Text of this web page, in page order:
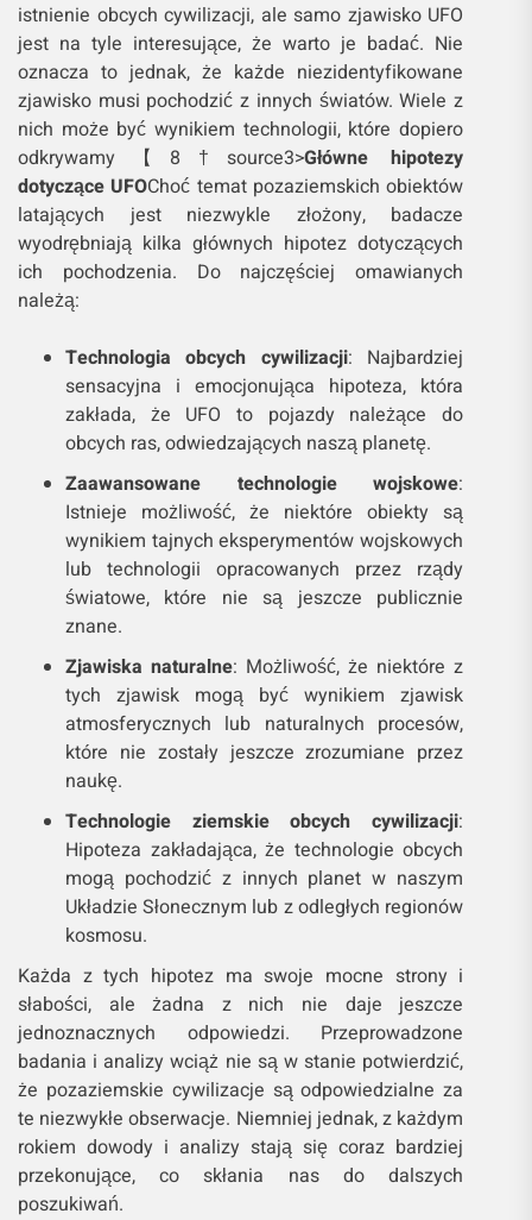
istnienie obcych cywilizacji, ale samo zjawisko UFO
jest na tyle interesujące, że warto je badać. Nie
oznacza to jednak, że każde niezidentyfikowane
zjawisko musi pochodzić z innych światów. Wiele z
nich może być wynikiem technologii, które dopiero
odkrywamy【8†source​3>Główne hipotezy
dotyczące UFOChoć temat pozaziemskich obiektów
latających jest niezwykle złożony, badacze
wyodrębniają kilka głównych hipotez dotyczących
ich pochodzenia. Do najczęściej omawianych
należą:
Technologia obcych cywilizacji: Najbardziej
sensacyjna i emocjonująca hipoteza, która
zakłada, że UFO to pojazdy należące do
obcych ras, odwiedzających naszą planetę.
Zaawansowane technologie wojskowe:
Istnieje możliwość, że niektóre obiekty są
wynikiem tajnych eksperymentów wojskowych
lub technologii opracowanych przez rządy
światowe, które nie są jeszcze publicznie
znane.
Zjawiska naturalne: Możliwość, że niektóre z
tych zjawisk mogą być wynikiem zjawisk
atmosferycznych lub naturalnych procesów,
które nie zostały jeszcze zrozumiane przez
naukę.
Technologie ziemskie obcych cywilizacji:
Hipoteza zakładająca, że technologie obcych
mogą pochodzić z innych planet w naszym
Układzie Słonecznym lub z odległych regionów
kosmosu.
Każda z tych hipotez ma swoje mocne strony i
słabości, ale żadna z nich nie daje jeszcze
jednoznacznych odpowiedzi. Przeprowadzone
badania i analizy wciąż nie są w stanie potwierdzić,
że pozaziemskie cywilizacje są odpowiedzialne za
te niezwykłe obserwacje. Niemniej jednak, z każdym
rokiem dowody i analizy stają się coraz bardziej
przekonujące, co skłania nas do dalszych
poszukiwań.